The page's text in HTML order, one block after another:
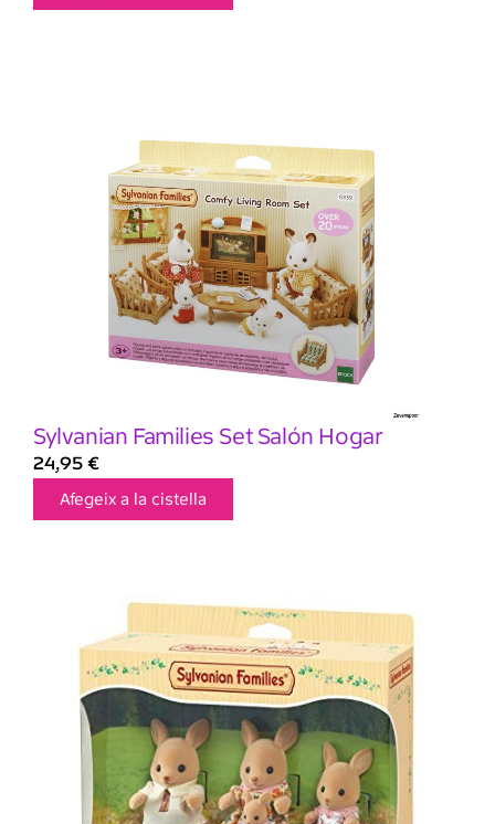
Sylvanian Families Set Salón Hogar
24,95 €
Afegeix a la cistella